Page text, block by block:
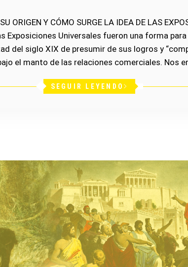
ORIGEN Y CÓMO SURGE LA IDEA DE LAS
Exposiciones Universales fueron una forma
del siglo XIX de presumir de sus logros y
el manto de las relaciones comerciales. Nos
SEGUIR LEYENDO